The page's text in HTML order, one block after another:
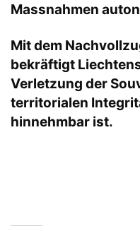
Massnahmen
Mit dem
bekräftigt
Verletzung der
territorialen
hinnehmbar ist.